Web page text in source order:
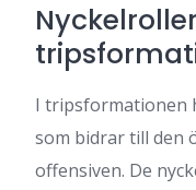
I tripsformationen
som bidrar till den
offensiven. De